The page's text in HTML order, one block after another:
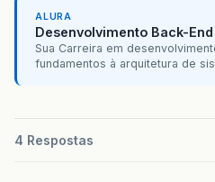
}
ALURA
Desenvolvimento Back-
Sua Carreira em
fundamentos à arquitetura de
4 Respostas